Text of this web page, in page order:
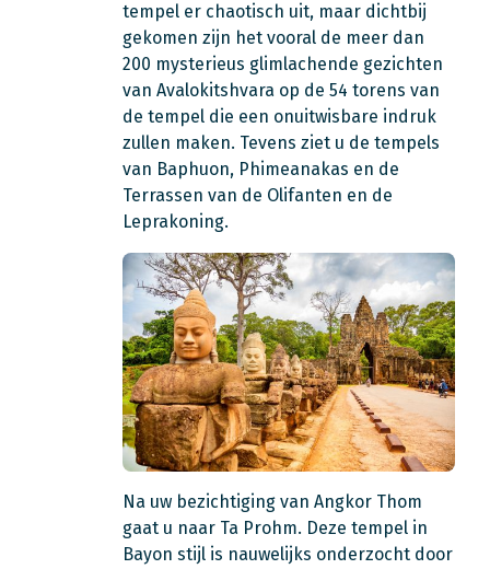
tempel er chaotisch uit, maar dichtbij
gekomen zijn het vooral de meer dan
200 mysterieus glimlachende gezichten
van Avalokitshvara op de 54 torens van
de tempel die een onuitwisbare indruk
zullen maken. Tevens ziet u de tempels
van Baphuon, Phimeanakas en de
Terrassen van de Olifanten en de
Leprakoning.
Na uw bezichtiging van Angkor Thom
gaat u naar Ta Prohm. Deze tempel in
Bayon stijl is nauwelijks onderzocht door